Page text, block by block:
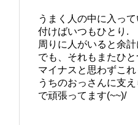
うまく人の中に入っ
付けばいつもひとり.
周りに人がいると余
でも、それもまたひと
マイナスと思わずこ
うちのおっさんに支
で頑張ってます(~~)/